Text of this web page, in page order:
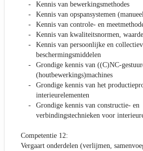
Kennis van bewerkingsmethodes
Kennis van opspansystemen
Kennis van controle- en
Kennis van kwaliteitsnormen,
Kennis van persoonlijke en
beschermingsmiddelen
Grondige kennis van ((C)NC-
(houtbewerkings)machines
Grondige kennis van het
interieurelementen
Grondige kennis van constructie- en
verbindingstechnieken voor
Competentie 12:
Vergaart onderdelen (verlijmen,